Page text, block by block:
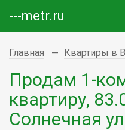
---metr.ru
Главная Квартиры в
Продам 1-
квартиру,
Солнечная ул